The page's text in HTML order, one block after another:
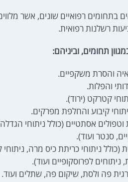
רפואיים שונים, אשר מלווים
רשלנות רפואית.
תחומים, וביניהם:
והסרת משקפיים.
והפלות.
קטרקט (ירוד).
קיבוע והחלפת מפרקים.
אסתטיים (כולל ניתוחי
סנטר ועוד).
ניתוחי כריתת כיס מרה, ניתוחי
ניתוחים לפרוסקופיים ועוד).
פה ולסת, שיקום פה, שתלים ועוד.